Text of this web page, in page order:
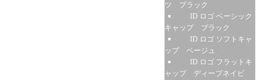
ツ ブラック
ID ロゴ ベーシック
キャップ ブラック
ID ロゴ ソフトキャ
ップ ベージュ
ID ロゴ フラットキ
ャップ ディープネイビ